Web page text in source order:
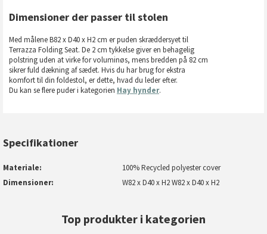
Dimensioner der passer til stolen
Med målene B82 x D40 x H2 cm er puden skræddersyet til
Terrazza Folding Seat. De 2 cm tykkelse giver en behagelig
polstring uden at virke for voluminøs, mens bredden på 82 cm
sikrer fuld dækning af sædet. Hvis du har brug for ekstra
komfort til din foldestol, er dette, hvad du leder efter.
Du kan se flere puder i kategorien Hay hynder.
Specifikationer
Materiale
100% Recycled polyester cover
Dimensioner
W82 x D40 x H2 W82 x D40 x H2
Top produkter i kategorien